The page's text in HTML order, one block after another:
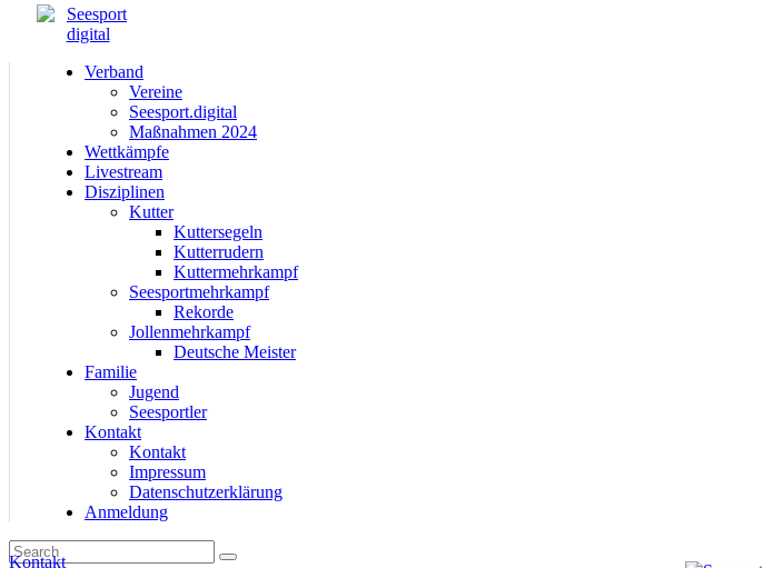
Verband
Vereine
Seesport.digital
Maßnahmen 2024
Wettkämpfe
Livestream
Disziplinen
Kutter
Kuttersegeln
Kutterrudern
Kuttermehrkampf
Seesportmehrkampf
Rekorde
Jollenmehrkampf
Deutsche Meister
Familie
Jugend
Seesportler
Kontakt
Kontakt
Impressum
Datenschutzerklärung
Anmeldung
Kontakt